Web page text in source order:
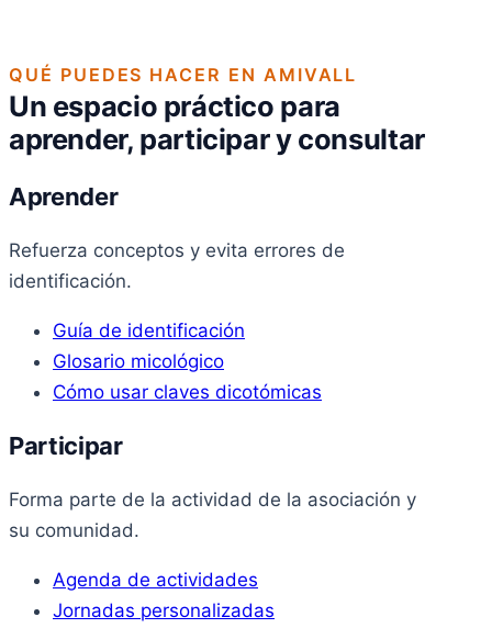
QUÉ PUEDES HACER EN AMIVALL
Un espacio práctico para
aprender, participar y consultar
Aprender
Refuerza conceptos y evita errores de
identificación.
Guía de identificación
Glosario micológico
Cómo usar claves dicotómicas
Participar
Forma parte de la actividad de la asociación y
su comunidad.
Agenda de actividades
Jornadas personalizadas